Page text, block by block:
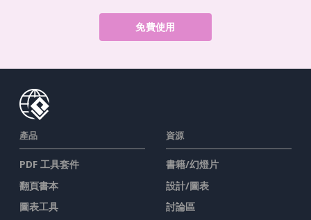
免費使用
產品
PDF 工具套件
翻頁書本
圖表工具
資源
書籍/幻燈片
設計/圖表
討論區